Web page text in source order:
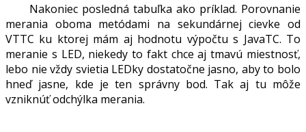
Nakoniec posledná tabuľka ako príklad. Porovnanie
merania oboma metódami na sekundárnej cievke od
VTTC ku ktorej mám aj hodnotu výpočtu s JavaTC. To
meranie s LED, niekedy to fakt chce aj tmavú miestnosť,
lebo nie vždy svietia LEDky dostatočne jasno, aby to bolo
hneď jasne, kde je ten správny bod. Tak aj tu môže
vzniknúť odchýlka merania.